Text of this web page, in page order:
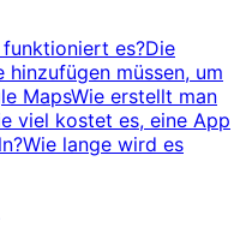
es?Die
müssen, um
MapsWie erstellt man
viel kostet es, eine App
Wie lange wird es